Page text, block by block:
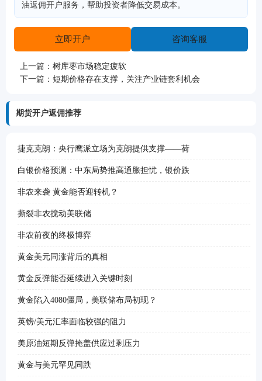
油返佣开户服务，帮助投资者降低交易成本。
立即开户 咨询客服
上一篇： 树库枣市场稳定疲软
下一篇： 短期价格存在支撑，关注产业链套利机会
期货开户返佣推荐
捷克克朗：央行鹰派立场为克朗提供支撑——荷
白银价格预测：中东局势推高通胀担忧，银价跌
非农来袭 黄金能否迎转机？
撕裂非农搅动美联储
非农前夜的终极博弈
黄金美元同涨背后的真相
黄金反弹能否延续进入关键时刻
黄金陷入4080僵局，美联储布局初现？
英镑/美元汇率面临较强的阻力
美原油短期反弹掩盖供应过剩压力
黄金与美元罕见同跌